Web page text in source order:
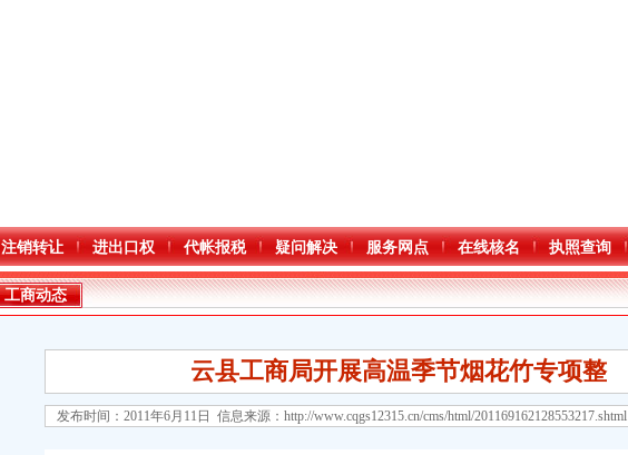
注销转让 进出口权 代帐报税 疑问解决 服务网点 在线核名 执照查询
工商动态
云县工商局开展高温季节烟花竹专项整
发布时间：2011年6月11日 信息来源： http://www.cqgs12315.cn/cms/html/201169162128553217.shtml